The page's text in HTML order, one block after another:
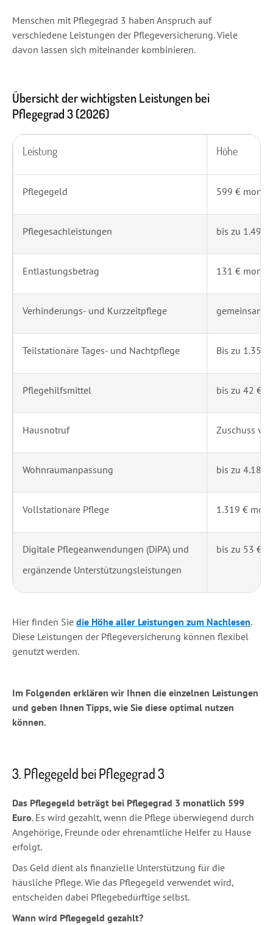
Menschen mit Pflegegrad 3 haben Anspruch auf
verschiedene Leistungen der Pflegeversicherung. Viele
davon lassen sich miteinander kombinieren.
Übersicht der wichtigsten Leistungen bei
Pflegegrad 3 (2026)
Leistung Höhe
Pflegegeld 599 €
Pflegesachleistungen bis zu 1.497
Entlastungsbetrag 131 €
Verhinderungs- und Kurzzeitpflege
Teilstationäre Tages- und Nachtpflege Bis zu 1.357
Pflegehilfsmittel bis zu 42 €
Hausnotruf Zuschuss
Wohnraumanpassung bis zu 4.180
Vollstationäre Pflege 1.319 €
Digitale Pflegeanwendungen (DiPA) und
ergänzende Unterstützungsleistungen
bis zu 53 €
Hier finden Sie die Höhe aller Leistungen zum Nachlesen.
Diese Leistungen der Pflegeversicherung können flexibel
genutzt werden.
Im Folgenden erklären wir Ihnen die einzelnen Leistungen
und geben Ihnen Tipps, wie Sie diese optimal nutzen
können.
3. Pflegegeld bei Pflegegrad 3
Das Pflegegeld beträgt bei Pflegegrad 3 monatlich 599
Euro. Es wird gezahlt, wenn die Pflege überwiegend durch
Angehörige, Freunde oder ehrenamtliche Helfer zu Hause
erfolgt.
Das Geld dient als finanzielle Unterstützung für die
häusliche Pflege. Wie das Pflegegeld verwendet wird,
entscheiden dabei Pflegebedürftige selbst.
Wann wird Pflegegeld gezahlt?